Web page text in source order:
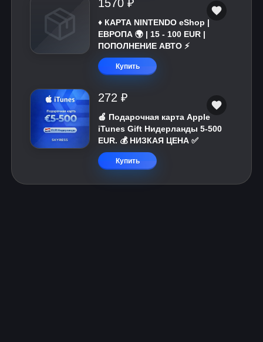
1570 ₽
♦️ КАРТА NINTENDO eShop |
ЕВРОПА 🌍 | 15 - 100 EUR |
ПОПОЛНЕНИЕ АВТО ⚡
Купить
272 ₽
🍎 Подарочная карта Apple
iTunes Gift Нидерланды 5-500
EUR. 💰 НИЗКАЯ ЦЕНА ✅
Купить